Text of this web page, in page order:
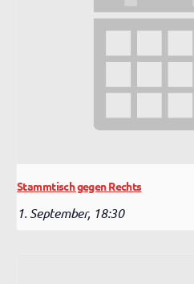
Stammtisch gegen Rechts
1. September, 18:30